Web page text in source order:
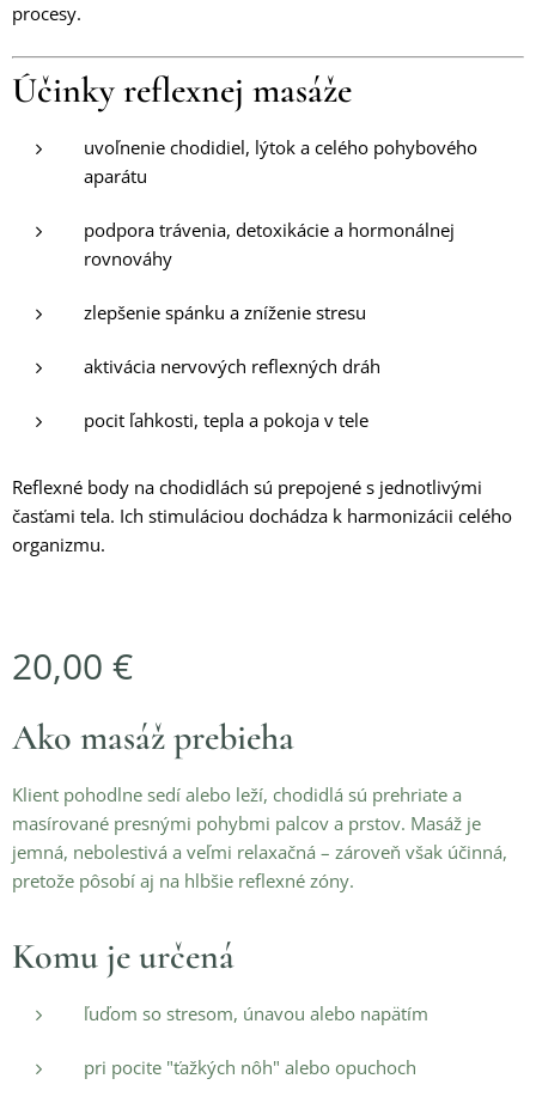
procesy.
Účinky reflexnej masáže
uvoľnenie chodidiel, lýtok a celého pohybového
aparátu
podpora trávenia, detoxikácie a hormonálnej
rovnováhy
zlepšenie spánku a zníženie stresu
aktivácia nervových reflexných dráh
pocit ľahkosti, tepla a pokoja v tele
Reflexné body na chodidlách sú prepojené s jednotlivými
časťami tela. Ich stimuláciou dochádza k harmonizácii celého
organizmu.
20,00 €
Ako masáž prebieha
Klient pohodlne sedí alebo leží, chodidlá sú prehriate a
masírované presnými pohybmi palcov a prstov. Masáž je
jemná, nebolestivá a veľmi relaxačná – zároveň však účinná,
pretože pôsobí aj na hlbšie reflexné zóny.
Komu je určená
ľuďom so stresom, únavou alebo napätím
pri pocite "ťažkých nôh" alebo opuchoch